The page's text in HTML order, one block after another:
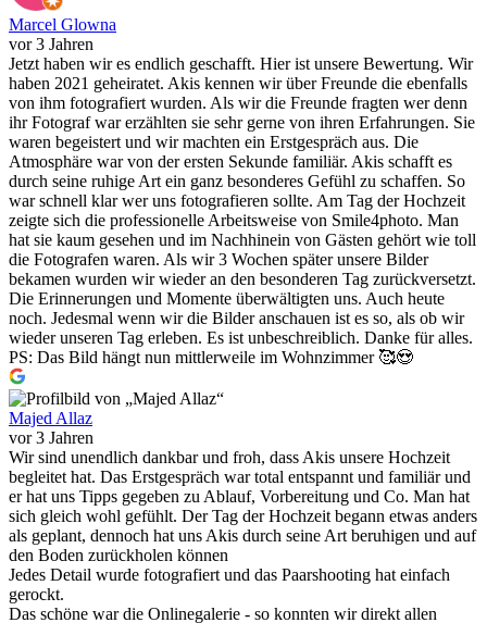
Marcel Glowna
vor 3 Jahren
Jetzt haben wir es endlich geschafft. Hier ist unsere Bewertung. Wir
haben 2021 geheiratet. Akis kennen wir über Freunde die ebenfalls
von ihm fotografiert wurden. Als wir die Freunde fragten wer denn
ihr Fotograf war erzählten sie sehr gerne von ihren Erfahrungen. Sie
waren begeistert und wir machten ein Erstgespräch aus. Die
Atmosphäre war von der ersten Sekunde familiär. Akis schafft es
durch seine ruhige Art ein ganz besonderes Gefühl zu schaffen. So
war schnell klar wer uns fotografieren sollte. Am Tag der Hochzeit
zeigte sich die professionelle Arbeitsweise von Smile4photo. Man
hat sie kaum gesehen und im Nachhinein von Gästen gehört wie toll
die Fotografen waren. Als wir 3 Wochen später unsere Bilder
bekamen wurden wir wieder an den besonderen Tag zurückversetzt.
Die Erinnerungen und Momente überwältigten uns. Auch heute
noch. Jedesmal wenn wir die Bilder anschauen ist es so, als ob wir
wieder unseren Tag erleben. Es ist unbeschreiblich. Danke für alles.
PS: Das Bild hängt nun mittlerweile im Wohnzimmer 🥰😍
Majed Allaz
vor 3 Jahren
Wir sind unendlich dankbar und froh, dass Akis unsere Hochzeit
begleitet hat. Das Erstgespräch war total entspannt und familiär und
er hat uns Tipps gegeben zu Ablauf, Vorbereitung und Co. Man hat
sich gleich wohl gefühlt. Der Tag der Hochzeit begann etwas anders
als geplant, dennoch hat uns Akis durch seine Art beruhigen und auf
den Boden zurückholen können
Jedes Detail wurde fotografiert und das Paarshooting hat einfach
gerockt.
Das schöne war die Onlinegalerie - so konnten wir direkt allen